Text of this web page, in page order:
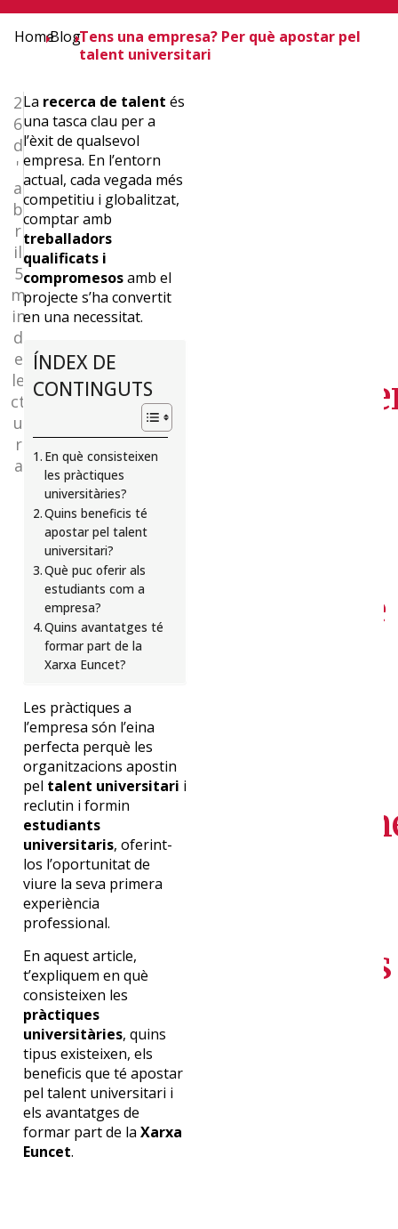
HomeBlogTens una empresa? Per què apostar pel
talent universitari
2
6
d
'
a
b
r
il
5
m
in
d
e
le
ct
u
r
a
La recerca de talent és
una tasca clau per a
l’èxit de qualsevol
empresa. En l’entorn
actual, cada vegada més
competitiu i globalitzat,
comptar amb
treballadors
qualificats i
compromesosamb el
projecte s’ha convertit
en una necessitat.
ÍNDEX DE
CONTINGUTS
En què consisteixen
les pràctiques
universitàries?
Quins beneficis té
apostar pel talent
universitari?
Què puc oferir als
estudiants com a
empresa?
Quins avantatges té
formar part de la
Xarxa Euncet?
Les pràctiques a
l’empresa són l’eina
perfecta perquè les
organitzacions apostin
pel talent universitari i
reclutin i formin
estudiants
universitaris, oferint-
los l’oportunitat de
viure la seva primera
experiència
professional.
En aquest article,
t’expliquem en què
consisteixen les
pràctiques
universitàries, quins
tipus existeixen, els
beneficis que té apostar
pel talent universitari i
els avantatges de
formar part de la Xarxa
Euncet.
Suscríbete
novedades